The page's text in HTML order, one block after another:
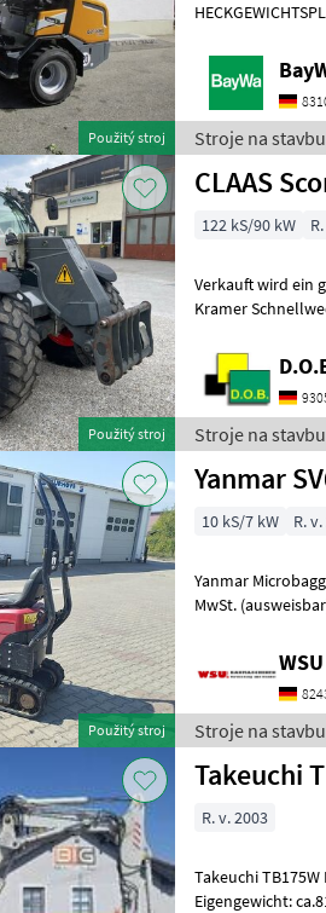
Použitý stroj
KMDRUCKFREIER
Stroje na
Použitý stroj
CLAAS
122 kS/90 kW
Verkauft wird ein
Kramer
Stroje na
Použitý stroj
Yanmar
10 kS/7 kW R.
Yanmar Microbagger
MwSt.
Stroje na
Takeuchi
R. v. 2003
Takeuchi
Eigengewicht: